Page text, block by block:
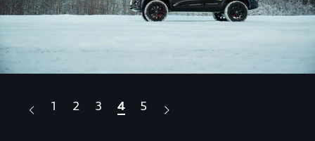
1 2 3 4 5